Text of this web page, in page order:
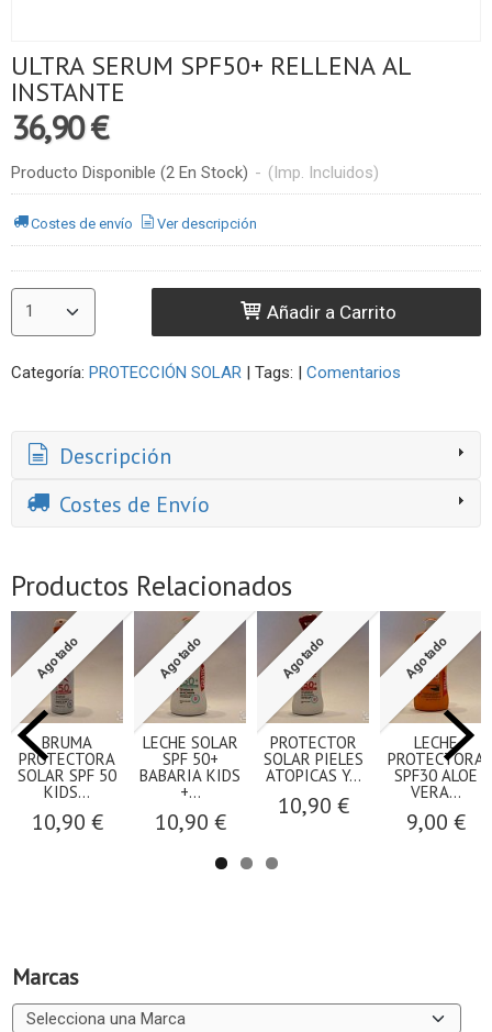
Marcas
ULTRA SERUM SPF50+ RELLENA AL
INSTANTE
36,90 €
Producto Disponible (2 En Stock) - (Imp. Incluidos)
Costes de envío Ver descripción
Añadir a Carrito
Categoría: PROTECCIÓN SOLAR | Tags: | Comentarios
Descripción
Costes de Envío
Productos Relacionados
Agotado
BRUMA
PROTECTORA
SOLAR SPF 50
KIDS...
10,90 €
Agotado
LECHE SOLAR
SPF 50+
BABARIA KIDS
+...
10,90 €
Agotado
PROTECTOR
SOLAR PIELES
ATOPICAS Y...
10,90 €
Agotado
LECHE
PROTECTORA
SPF30 ALOE
VERA...
9,00 €